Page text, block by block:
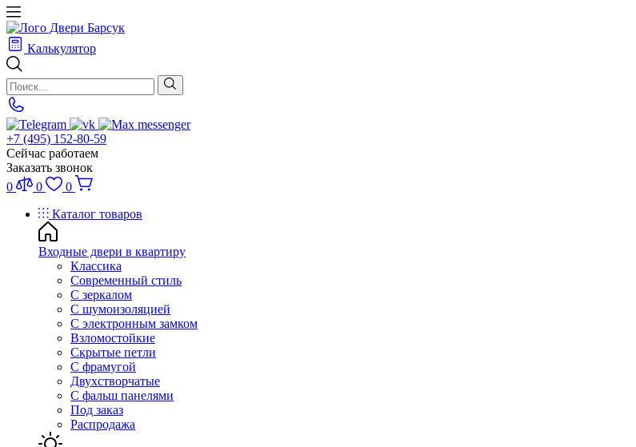
Калькулятор
+7 (495) 152-80-59
Сейчас работаем
Заказать звонок
0
0
0
Каталог товаров
Входные двери в квартиру
Классика
Современный стиль
С зеркалом
С шумоизоляцией
С электронным замком
Взломостойкие
Скрытые петли
С фрамугой
Двухстворчатые
С фальш панелями
Под заказ
Распродажа